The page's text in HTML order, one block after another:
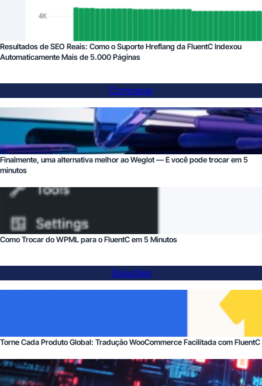
Resultados de SEO Reais: Como o Suporte Hreflang da FluentC Indexou
Automaticamente Mais de 5.000 Páginas
Comparar
Finalmente, uma alternativa melhor ao Weglot — E você pode trocar em 5
minutos
Como Trocar do WPML para o FluentC em 5 Minutos
Soluções
Torne Cada Produto Global: Tradução WooCommerce Facilitada com FluentC